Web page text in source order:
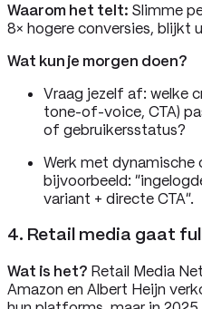
Waarom het telt: Slimme
8× hogere conversies, blijkt
Wat kun je morgen doen?
Vraag jezelf af: welke
tone-of-voice, CTA)
of gebruikersstatus?
Werk met dynamische
bijvoorbeeld:
variant + directe CTA”.
4. Retail media gaat
Wat is het? Retail Media
Amazon en Albert Heijn